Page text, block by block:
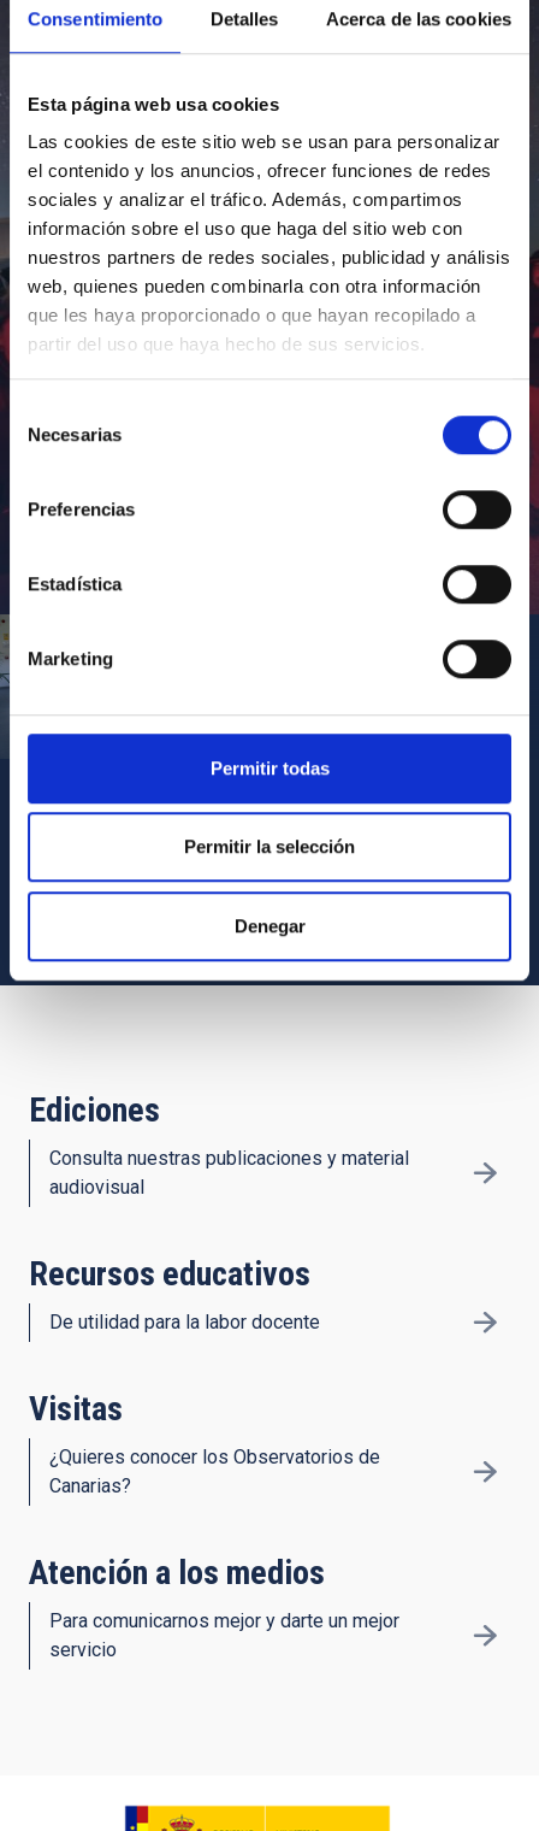
Consentimiento Detalles Acerca de las cookies
Esta página web usa cookies
Las cookies de este sitio web se usan para personalizar
el contenido y los anuncios, ofrecer funciones de redes
sociales y analizar el tráfico. Además, compartimos
información sobre el uso que haga del sitio web con
nuestros partners de redes sociales, publicidad y análisis
web, quienes pueden combinarla con otra información
que les haya proporcionado o que hayan recopilado a
partir del uso que haya hecho de sus servicios.
Necesarias
Preferencias
Estadística
Marketing
Permitir todas
Permitir la selección
Denegar
Inauguración de CosmoLab 2023-2027
Visita del Presidente de Canarias al IACTEC
Ediciones
Consulta nuestras publicaciones y material
audiovisual
Recursos educativos
De utilidad para la labor docente
Visitas
¿Quieres conocer los Observatorios de
Canarias?
Atención a los medios
Para comunicarnos mejor y darte un mejor
servicio